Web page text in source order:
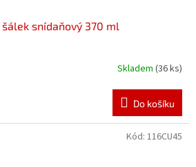
snídaňový 370 ml
Skladem (36 ks)
Do košíku
Kód: 116CU45